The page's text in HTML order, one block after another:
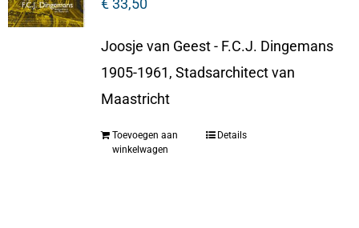
€33,50
Joosje van Geest - F.C.J. Dingemans
1905-1961, Stadsarchitect van
Maastricht
Toevoegen aan
winkelwagen
Details